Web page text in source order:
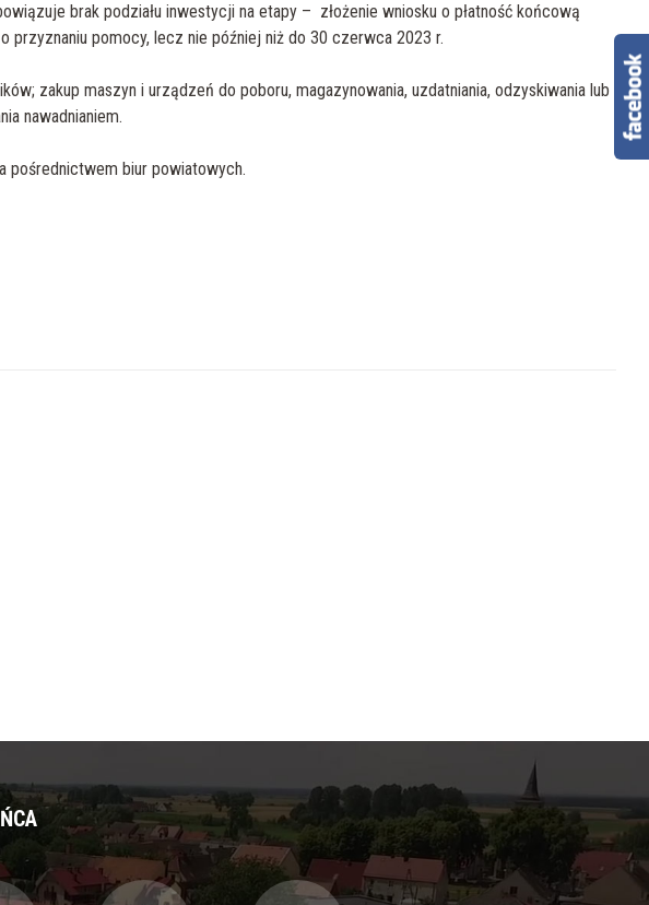
brak podziału inwestycji na etapy – złożenie wniosku o płatność końcową
przyznaniu pomocy, lecz nie później niż do 30 czerwca 2023 r.
zakup maszyn i urządzeń do poboru, magazynowania, uzdatniania, odzyskiwania lub
nawadnianiem.
pośrednictwem biur powiatowych.